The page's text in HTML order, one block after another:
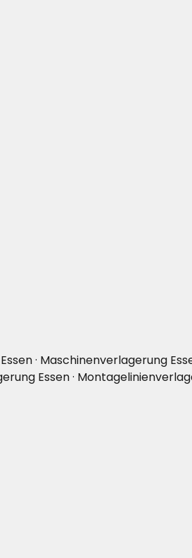
· Maschinenverlagerung
Essen ·